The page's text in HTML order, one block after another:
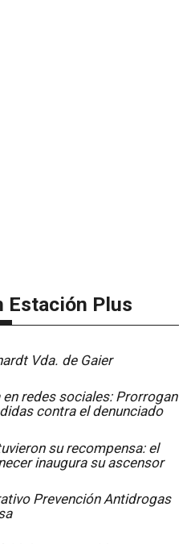
Estación Plus
Vda. de Gaier
en redes sociales: Prorrogan
contra el denunciado
su recompensa: el
inaugura su ascensor
Prevención Antidrogas